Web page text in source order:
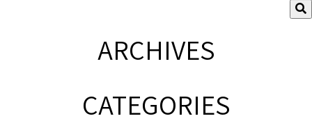
חיפוש
ARCHIVES
CATEGORIES